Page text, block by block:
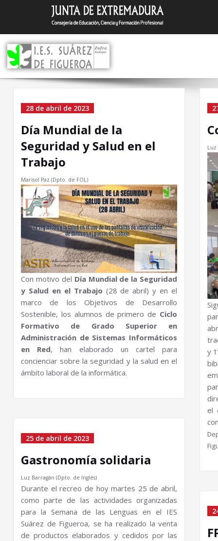
Saltar
contenido
Archivo el 28 de abril de
2023
28 de abril de 2023
Día Mundial de la
Seguridad y Salud en el
Trabajo
Marisol Paz (Dpto. de FOL)
Con motivo del Día Mundial de la Seguridad
y Salud en el Trabajo (28 de abril) y en el
marco de los Objetivos de Desarrollo
Sostenible, los alumnos de primero de Ciclo
Formativo de Grado Superior en
Administración de Sistemas Informáticos
en Red, han elaborado un cartel para
concienciar sobre la seguridad y la salud en el
ámbito laboral de la informática.
25 de abril de 2023
Gastronomía solidaria
Luz Barragán (Dpto. de Inglés)
Durante el recreo de hoy martes 25 de abril,
como parte de las actividades organizadas
para la Semana de las Lenguas en el IES
Suárez de Figueroa, se ha realizado la venta
de productos elaborados y cedidos por las
Luz
y
el